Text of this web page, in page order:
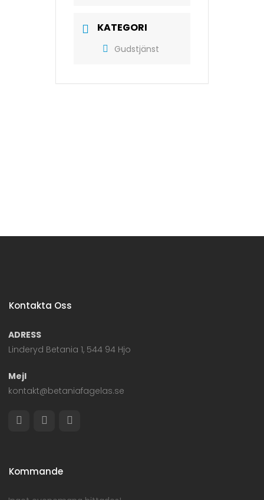
KATEGORI
Gudstjänst
Kontakta Oss
ADRESS
Linderyd Betania 1, 544 94 Hjo
Mejl
kontakt@betaniafagelas.se
Kommande